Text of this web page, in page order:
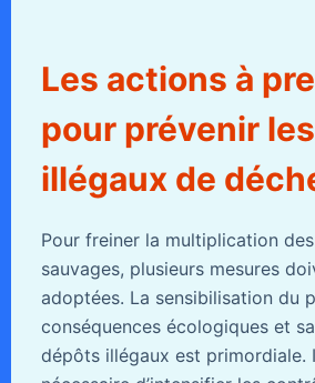
Les actions à
pour prévenir
illégaux de
Pour freiner la multiplication
sauvages, plusieurs mesures
adoptées. La sensibilisation du
conséquences écologiques et
dépôts illégaux est primordiale.